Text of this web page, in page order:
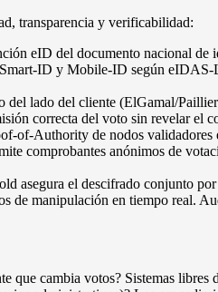
transparencia y verificabilidad:
eID del documento nacional de
ID y Mobile-ID según eIDAS-
del lado del cliente (ElGamal/
correcta del voto sin revelar el
of-Authority de nodos validadores
comprobantes anónimos de
asegura el descifrado conjunto
de manipulación en tiempo real.
que cambia votos? Sistemas